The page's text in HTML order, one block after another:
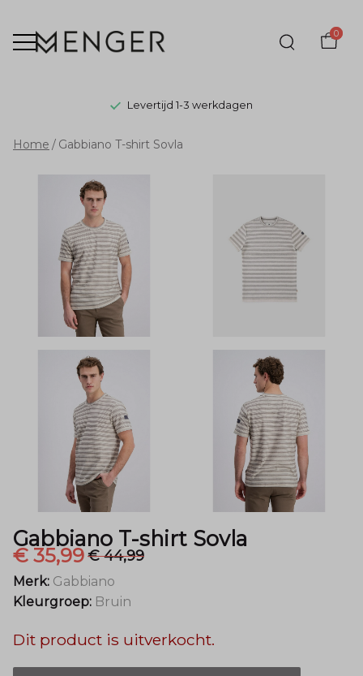
0
Levertijd 1-3 werkdagen
Gabbiano
shirt
Sovla
Menger
Mode
Home Gabbiano T-shirt Sovla
Gabbiano T-shirt Sovla
€ 35,99€ 44,99
Merk: Gabbiano
Kleurgroep: Bruin
Dit product is uitverkocht.